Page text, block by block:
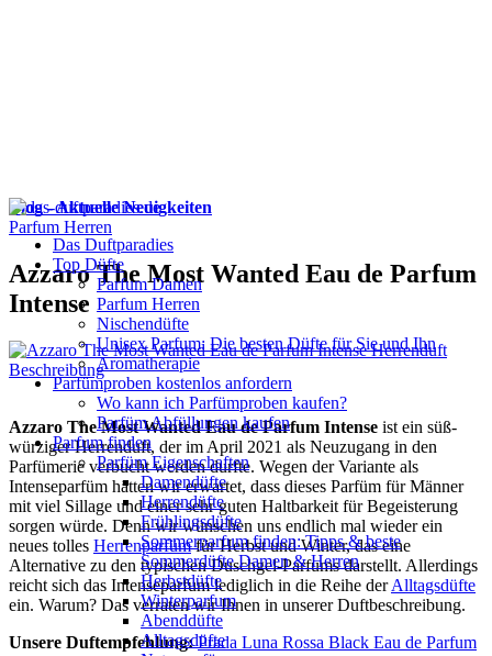
Das Duftparadies
Top Düfte
Parfum Damen
Parfum Herren
Nischendüfte
Unisex Parfum: Die besten Düfte für Sie und Ihn
Aromatherapie
Parfümproben kostenlos anfordern
Wo kann ich Parfümproben kaufen?
Parfüm Abfüllungen kaufen
Parfum finden
Parfüm Eigenschaften
Damendüfte
Herrendüfte
Frühlingsdüfte
Sommerparfum finden: Tipps & beste
Sommerdüfte Damen & Herren
Herbstdüfte
Winterparfum
Abenddüfte
Alltagsdüfte
Blog - Aktuelle Neuigkeiten
Parfum Herren
Azzaro The Most Wanted Eau de Parfum
Intense
Azzaro The Most Wanted Eau de Parfum Intense ist ein süß-
würziger Herrenduft, der im April 2021 als Neuzugang in den
Parfümerie verbucht werden durfte. Wegen der Variante als
Intenseparfüm hätten wir erwartet, dass dieses Parfüm für Männer
mit viel Sillage und einer sehr guten Haltbarkeit für Begeisterung
sorgen würde. Denn wir wünschen uns endlich mal wieder ein
neues tolles Herrenparfümfür Herbst und Winter, das eine
Alternative zu den typischen Duschgel-Parfums darstellt. Allerdings
reicht sich das Intenseparfum lediglich in die Reihe derAlltagsdüfte
ein. Warum? Das verraten wir Ihnen in unserer Duftbeschreibung.
Unsere Duftempfehlung: Prada Luna Rossa Black Eau de Parfum